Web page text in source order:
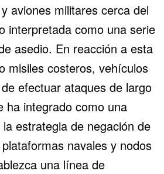
aviones militares cerca del
interpretada como una serie
asedio. En reacción a esta
misiles costeros, vehículos
efectuar ataques de largo
ha integrado como una
estrategia de negación de
navales y nodos
una línea de